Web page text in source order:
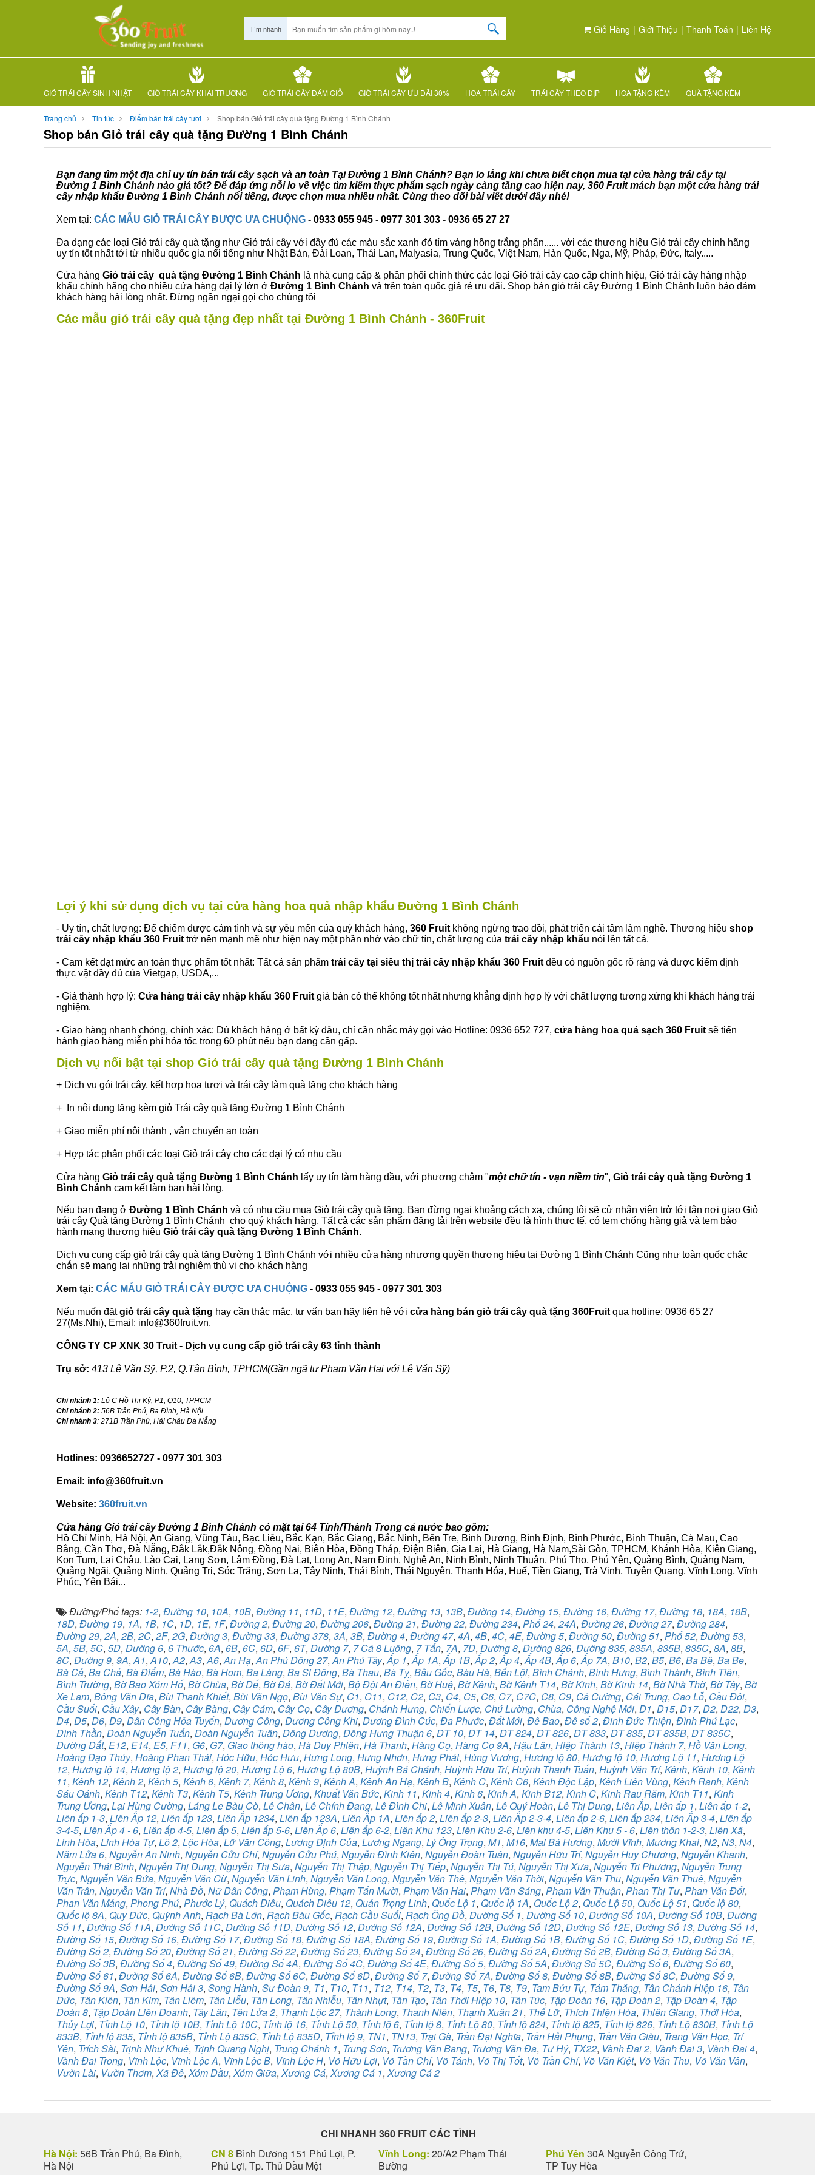
Giỏ Hàng | Giới Thiệu | Thanh Toán | Liên Hệ
Tìm nhanh
GIỎ TRÁI CÂY SINH NHẬT GIỎ TRÁI CÂY KHAI TRƯƠNG GIỎ TRÁI CÂY ĐÁM GIỖ GIỎ TRÁI CÂY ƯU ĐÃI 30% HOA TRÁI CÂY TRÁI CÂY THEO DỊP HOA TẶNG KÈM QUÀ TẶNG KÈM
Trang chủ Tin tức Điểm bán trái cây tươi Shop bán Giỏ trái cây quà tặng Đường 1 Bình Chánh
Shop bán Giỏ trái cây quà tặng Đường 1 Bình Chánh
Bạn đang tìm một địa chỉ uy tín bán trái cây sạch và an toàn Tại Đường 1 Bình Chánh? Bạn lo lắng khi chưa biết chọn mua tại cửa hàng trái cây tại
Đường 1 Bình Chánh nào giá tốt? Để đáp ứng nỗi lo về việc tìm kiếm thực phẩm sạch ngày càng tăng cao hiện nay, 360 Fruit mách bạn một cửa hàng trái
cây nhập khẩu Đường 1 Bình Chánh nổi tiếng, được chọn mua nhiều nhất. Cùng theo dõi bài viết dưới đây nhé!
Xem tại: CÁC MẪU GIỎ TRÁI CÂY ĐƯỢC ƯA CHUỘNG - 0933 055 945 - 0977 301 303 - 0936 65 27 27
Đa dạng các loại Giỏ trái cây quà tặng như Giỏ trái cây với đầy đủ các màu sắc xanh đỏ tím vàng hồng trắng phấn...... với các thương hiệu Giỏ trái cây chính hãng
uy tín tốt nhất tới từ nhiều quốc gia nổi tiếng như Nhật Bản, Đài Loan, Thái Lan, Malyasia, Trung Quốc, Việt Nam, Hàn Quốc, Nga, Mỹ, Pháp, Đức, Italy.....
Cửa hàng Giỏ trái cây quà tặng Đường 1 Bình Chánh là nhà cung cấp & phân phối chính thức các loại Giỏ trái cây cao cấp chính hiệu, Giỏ trái cây hàng nhập
khẩu chính hãng cho nhiều cửa hàng đại lý lớn ở Đường 1 Bình Chánh và trên toàn quốc giá rẻ ưu đãi. Shop bán giỏ trái cây Đường 1 Bình Chánh luôn bảo đảm
khách hàng hài lòng nhất. Đừng ngần ngại gọi cho chúng tôi
Các mẫu giỏ trái cây quà tặng đẹp nhất tại Đường 1 Bình Chánh - 360Fruit
Lợi ý khi sử dụng dịch vụ tại cửa hàng hoa quả nhập khẩu Đường 1 Bình Chánh
- Uy tín, chất lượng: Để chiếm được cảm tình và sự yêu mến của quý khách hàng, 360 Fruit không ngừng trao dồi, phát triển cái tâm làm nghề. Thương hiệu shop
trái cây nhập khẩu 360 Fruit trở nên mạnh mẽ như hiện nay một phần nhờ vào chữ tín, chất lượng của trái cây nhập khẩu nói lên tất cả.
- Cam kết đạt mức an toàn thực phẩm tốt nhất: Tất cả sản phẩm trái cây tại siêu thị trái cây nhập khẩu 360 Fruit đều có nguồn gốc rõ ràng và được kiểm định
thực vật đầy đủ của Vietgap, USDA,...
- Giá thành hợp lý: Cửa hàng trái cây nhập khẩu 360 Fruit giá bán có thể không tốt nhất nhưng khẳng định hợp lý với chất lượng tương xứng khi khách hàng trải
nghiệm.
- Giao hàng nhanh chóng, chính xác: Dù khách hàng ở bất kỳ đâu, chỉ cần nhắc máy gọi vào Hotline: 0936 652 727, cửa hàng hoa quả sạch 360 Fruit sẽ tiến
hành giao hàng miễn phí hỏa tốc trong 60 phút nếu bạn đang cần gấp.
Dịch vụ nổi bật tại shop Giỏ trái cây quà tặng Đường 1 Bình Chánh
+ Dịch vụ gói trái cây, kết hợp hoa tươi và trái cây làm quà tặng cho khách hàng
+ In nội dung tặng kèm giỏ Trái cây quà tặng Đường 1 Bình Chánh
+ Giao miễn phí nội thành , vận chuyển an toàn
+ Hợp tác phân phối các loại Giỏ trái cây cho các đại lý có nhu cầu
Cửa hàng Giỏ trái cây quà tặng Đường 1 Bình Chánh lấy uy tín làm hàng đầu, với phương châm "một chữ tín - vạn niềm tin", Giỏ trái cây quà tặng Đường 1
Bình Chánh cam kết làm bạn hài lòng.
Nếu bạn đang ở Đường 1 Bình Chánh và có nhu cầu mua Giỏ trái cây quà tặng, Bạn đừng ngại khoảng cách xa, chúng tôi sẽ cử nhân viên trở tới tận nơi giao Giỏ
trái cây Quà tặng Đường 1 Bình Chánh cho quý khách hàng. Tất cả các sản phẩm đăng tải trên website đều là hình thực tế, có tem chống hàng giả và tem bảo
hành mang thương hiệu Giỏ trái cây quà tặng Đường 1 Bình Chánh.
Dịch vụ cung cấp giỏ trái cây quà tặng Đường 1 Bình Chánh với nhiều cửa hàng nhượng quyền thương hiệu tại Đường 1 Bình Chánh Cũng như toàn quốc chắc
chắn sẽ mang lại những trải nghiệm thù vị cho khách hàng
Xem tại: CÁC MẪU GIỎ TRÁI CÂY ĐƯỢC ƯA CHUỘNG - 0933 055 945 - 0977 301 303
Nếu muốn đặtgiỏ trái cây quà tặng hay cần thắc mắc, tư vấn bạn hãy liên hệ với cửa hàng bán giỏ trái cây quà tặng 360Fruit qua hotline: 0936 65 27
27(Ms.Nhi), Email: info@360fruit.vn.
CÔNG TY CP XNK 30 Truit - Dịch vụ cung cấp giỏ trái cây 63 tỉnh thành
Trụ sở: 413 Lê Văn Sỹ, P.2, Q.Tân Bình, TPHCM(Gần ngã tư Phạm Văn Hai với Lê Văn Sỹ)
Chi nhánh 1: Lô C Hồ Thị Kỷ, P1, Q10, TPHCM
Chi nhánh 2: 56B Trần Phú, Ba Đình, Hà Nội
Chi nhánh 3: 271B Trần Phú, Hải Châu Đà Nẵng
Hotlines: 0936652727 - 0977 301 303
Email: info@360fruit.vn
Website: 360fruit.vn
Cửa hàng Giỏ trái cây Đường 1 Bình Chánh có mặt tại 64 Tỉnh/Thành Trong cả nước bao gồm:
Hồ Chí Minh, Hà Nội, An Giang, Vũng Tàu, Bạc Liêu, Bắc Kạn, Bắc Giang, Bắc Ninh, Bến Tre, Bình Dương, Bình Định, Bình Phước, Bình Thuận, Cà Mau, Cao
Bằng, Cần Thơ, Đà Nẵng, Đắk Lắk,Đắk Nông, Đồng Nai, Biên Hòa, Đồng Tháp, Điện Biên, Gia Lai, Hà Giang, Hà Nam,Sài Gòn, TPHCM, Khánh Hòa, Kiên Giang,
Kon Tum, Lai Châu, Lào Cai, Lạng Sơn, Lâm Đồng, Đà Lạt, Long An, Nam Định, Nghệ An, Ninh Bình, Ninh Thuận, Phú Thọ, Phú Yên, Quảng Bình, Quảng Nam,
Quảng Ngãi, Quảng Ninh, Quảng Trị, Sóc Trăng, Sơn La, Tây Ninh, Thái Bình, Thái Nguyên, Thanh Hóa, Huế, Tiền Giang, Trà Vinh, Tuyên Quang, Vĩnh Long, Vĩnh
Phúc, Yên Bái...
Đường/Phố tags: 1-2, Đường 10, 10A, 10B, Đường 11, 11D, 11E, Đường 12, Đường 13, 13B, Đường 14, Đường 15, Đường 16, Đường 17, Đường 18, 18A, 18B,
18D, Đường 19, 1A, 1B, 1C, 1D, 1E, 1F, Đường 2, Đường 20, Đường 206, Đường 21, Đường 22, Đường 234, Phố 24, 24A, Đường 26, Đường 27, Đường 284,
Đường 29, 2A, 2B, 2C, 2F, 2G, Đường 3, Đường 33, Đường 378, 3A, 3B, Đường 4, Đường 47, 4A, 4B, 4C, 4E, Đường 5, Đường 50, Đường 51, Phố 52, Đường 53,
5A, 5B, 5C, 5D, Đường 6, 6 Thước, 6A, 6B, 6C, 6D, 6F, 6T, Đường 7, 7 Cá 8 Luông, 7 Tấn, 7A, 7D, Đường 8, Đường 826, Đường 835, 835A, 835B, 835C, 8A, 8B,
8C, Đường 9, 9A,A1,A10,A2,A3,A6,An Hạ,An Phú Đông 27,An Phú Tây,Ấp 1,Ấp 1A,Ấp 1B,Ấp 2,Ấp 4,Ấp 4B,Ấp 6,Ấp 7A, B10, B2, B5, B6, Ba Bê, Ba Be,
Bà Cả, Ba Chả, Bà Điểm, Bà Hào, Bà Hom, Ba Làng, Ba Si Đông, Bà Thau, Bà Tỵ, Bầu Gốc, Bàu Hà, Bến Lội, Bình Chánh, Bình Hưng, Bình Thành, Bình Tiên,
Bình Trường, Bờ Bao Xóm Hố, Bờ Chùa, Bờ Dế, Bờ Đá, Bờ Đất Mới, Bộ Đội An Điền, Bờ Huệ, Bờ Kênh, Bờ Kênh T14, Bờ Kinh, Bờ Kinh 14, Bờ Nhà Thờ, Bờ Tây, Bờ
Xe Lam, Bông Văn Dĩa, Bùi Thanh Khiết, Bùi Văn Ngọ, Bùi Văn Sự, C1, C11, C12, C2, C3, C4, C5, C6, C7, C7C, C8, C9, Cả Cường, Cái Trung, Cao Lỗ, Cầu Đôi,
Cầu Suối, Cầu Xây, Cây Bàn, Cây Bàng, Cây Cám, Cây Cọ, Cây Dương, Chánh Hưng, Chiến Lược, Chú Lường, Chùa, Công Nghệ Mới, D1, D15, D17, D2, D22, D3,
D4, D5, D6, D9, Dân Công Hỏa Tuyến, Dương Công, Dương Công Khi, Dương Đình Cúc, Đa Phước, Đất Mới, Đê Bao, Đê số 2, Đinh Đức Thiện, Đình Phú Lạc,
Đình Thần, Đoàn Nguyễn Tuấn, Đoàn Nguyễn Tuân, Đông Dương, Đông Hưng Thuận 6, ĐT 10, ĐT 14, ĐT 824, ĐT 826, ĐT 833, ĐT 835, ĐT 835B, ĐT 835C,
Đường Đất, E12, E14, E5, F11, G6, G7, Giao thông hào, Hà Duy Phiên, Hà Thanh, Hàng Cọ, Hàng Cọ 9A, Hậu Lân, Hiệp Thành 13, Hiệp Thành 7, Hồ Văn Long,
Hoàng Đạo Thúy, Hoàng Phan Thái, Hóc Hữu, Hóc Hưu, Hưng Long, Hưng Nhơn, Hưng Phát, Hùng Vương, Hương lộ 80, Hương lộ 10, Hương Lộ 11, Hương Lộ
12, Hương lộ 14, Hương lộ 2, Hương lộ 20, Hương Lộ 6, Hương Lộ 80B, Huỳnh Bá Chánh, Huỳnh Hữu Trí, Huỳnh Thanh Tuấn, Huỳnh Văn Trí, Kênh, Kênh 10, Kênh
11, Kênh 12, Kênh 2, Kênh 5, Kênh 6, Kênh 7, Kênh 8, Kênh 9, Kênh A, Kênh An Hạ, Kênh B, Kênh C, Kênh C6, Kênh Độc Lập, Kênh Liên Vùng, Kênh Ranh, Kênh
Sáu Oánh, Kênh T12, Kênh T3, Kênh T5, Kênh Trung Ương, Khuất Văn Bức, Kinh 11, Kinh 4, Kinh 6, Kinh A, Kinh B12, Kinh C, Kinh Rau Răm, Kinh T11, Kinh
Trung Ương, Lại Hùng Cường, Láng Le Bàu Cò, Lê Chân, Lê Chính Đang, Lê Đình Chi, Lê Minh Xuân, Lê Quý Hoàn, Lê Thị Dung, Liên Ấp, Liên ấp 1, Liên ấp 1-2,
Liên ấp 1-3, Liên Ấp 12, Liên ấp 123, Liên Ấp 1234, Liên ấp 123A, Liên Ấp 1A, Liên ấp 2, Liên ấp 2-3, Liên Ấp 2-3-4, Liên ấp 2-6, Liên ấp 234, Liên Ấp 3-4, Liên ấp
3-4-5, Liên Ấp 4 - 6, Liên ấp 4-5, Liên ấp 5, Liên ấp 5-6, Liên Ấp 6, Liên ấp 6-2, Liên Khu 123, Liên Khu 2-6, Liên khu 4-5, Liên Khu 5 - 6, Liên thôn 1-2-3, Liên Xã,
Linh Hòa, Linh Hòa Tự, Lô 2, Lộc Hòa, Lữ Văn Công, Lương Định Của, Lương Ngang, Lý Ông Trọng, M1, M16, Mai Bá Hương, Mười Vĩnh, Mương Khai, N2, N3, N4,
Năm Lửa 6, Nguyễn An Ninh, Nguyễn Cửu Chí, Nguyễn Cửu Phú, Nguyễn Đình Kiên, Nguyễn Đoàn Tuân, Nguyễn Hữu Trí, Nguyễn Huy Chương, Nguyễn Khanh,
Nguyễn Thái Bình, Nguyễn Thị Dung, Nguyễn Thị Sưa, Nguyễn Thị Thập, Nguyễn Thị Tiếp, Nguyễn Thị Tú, Nguyễn Thị Xưa, Nguyễn Tri Phương, Nguyễn Trung
Trực, Nguyễn Văn Bứa, Nguyễn Văn Cừ, Nguyễn Văn Linh, Nguyễn Văn Long, Nguyễn Văn Thê, Nguyễn Văn Thời, Nguyễn Văn Thu, Nguyễn Văn Thuê, Nguyễn
Văn Trân, Nguyễn Văn Trí, Nhà Đồ, Nữ Dân Công, Phạm Hùng, Phạm Tấn Mười, Phạm Văn Hai, Phạm Văn Sáng, Phạm Văn Thuận, Phan Thị Tư, Phan Văn Đối,
Phan Văn Mảng, Phong Phú, Phước Lý, Quách Điêu, Quách Điêu 12, Quản Trọng Linh, Quốc Lộ 1, Quốc lộ 1A, Quốc Lộ 2, Quốc Lộ 50, Quốc Lộ 51, Quốc lộ 80,
Quốc lộ 8A, Quy Đức, Quỳnh Anh, Rạch Bà Lớn, Rạch Bàu Gốc, Rạch Cầu Suối, Rạch Ông Đồ, Đường Số 1, Đường Số 10, Đường Số 10A, Đường Số 10B, Đường
Số 11, Đường Số 11A, Đường Số 11C, Đường Số 11D, Đường Số 12, Đường Số 12A, Đường Số 12B, Đường Số 12D, Đường Số 12E, Đường Số 13, Đường Số 14,
Đường Số 15, Đường Số 16, Đường Số 17, Đường Số 18, Đường Số 18A, Đường Số 19, Đường Số 1A, Đường Số 1B, Đường Số 1C, Đường Số 1D, Đường Số 1E,
Đường Số 2, Đường Số 20, Đường Số 21, Đường Số 22, Đường Số 23, Đường Số 24, Đường Số 26, Đường Số 2A, Đường Số 2B, Đường Số 3, Đường Số 3A,
Đường Số 3B, Đường Số 4, Đường Số 49, Đường Số 4A, Đường Số 4C, Đường Số 4E, Đường Số 5, Đường Số 5A, Đường Số 5C, Đường Số 6, Đường Số 60,
Đường Số 61, Đường Số 6A, Đường Số 6B, Đường Số 6C, Đường Số 6D, Đường Số 7, Đường Số 7A, Đường Số 8, Đường Số 8B, Đường Số 8C, Đường Số 9,
Đường Số 9A, Sơn Hải, Sơn Hải 3, Song Hành, Sư Đoàn 9, T1, T10, T11, T12, T14, T2, T3, T4, T5, T6, T8, T9, Tam Bửu Tự, Tám Thăng, Tân Chánh Hiệp 16, Tân
Đức, Tân Kiên, Tân Kim, Tân Liêm, Tân Liễu, Tân Long, Tân Nhiễu, Tân Nhựt, Tân Tạo, Tân Thới Hiệp 10, Tân Túc, Tập Đoàn 16, Tập Đoàn 2, Tập Đoàn 4, Tập
Đoàn 8, Tập Đoàn Liên Doanh, Tây Lân, Tên Lửa 2, Thạnh Lộc 27, Thành Long, Thanh Niên, Thạnh Xuân 21, Thế Lữ, Thích Thiện Hòa, Thiên Giang, Thới Hòa,
Thủy Lợi, Tỉnh Lộ 10, Tỉnh lộ 10B, Tỉnh Lộ 10C, Tỉnh lộ 16, Tỉnh Lộ 50, Tỉnh lộ 6, Tỉnh lộ 8, Tỉnh Lộ 80, Tỉnh lộ 824, Tỉnh lộ 825, Tỉnh lộ 826, Tỉnh Lộ 830B, Tỉnh Lộ
833B, Tỉnh lộ 835, Tỉnh lộ 835B, Tỉnh Lộ 835C, Tỉnh Lộ 835D, Tỉnh lộ 9, TN1, TN13, Trại Gà, Trần Đại Nghĩa, Trần Hải Phụng, Trần Văn Giàu, Trang Văn Học, Trí
Yên, Trích Sài, Trịnh Như Khuê, Trịnh Quang Nghị, Trung Chánh 1, Trung Sơn, Trương Văn Bang, Trương Văn Đa, Tư Hỷ, TX22, Vành Đai 2, Vành Đai 3, Vành Đai 4,
Vành Đai Trong, Vĩnh Lộc, Vĩnh Lộc A, Vĩnh Lộc B, Vĩnh Lộc H, Võ Hữu Lợi, Võ Tần Chí, Võ Tánh, Võ Thị Tốt, Võ Trần Chí, Võ Văn Kiệt, Võ Văn Thu, Võ Văn Vân,
Vườn Lài, Vườn Thơm,Xã Đê,Xóm Dầu,Xóm Giữa,Xương Cá,Xương Cá 1,Xương Cá 2
CHI NHANH 360 FRUIT CÁC TỈNH
Hà Nội: 56B Trần Phú, Ba Đình,
Hà Nội
CN 8 Bình Dương 151 Phú Lợi, P.
Phú Lợi, Tp. Thủ Dầu Một
Vĩnh Long: 20/A2 Phạm Thái
Bường
Phú Yên 30A Nguyễn Công Trứ,
TP Tuy Hòa